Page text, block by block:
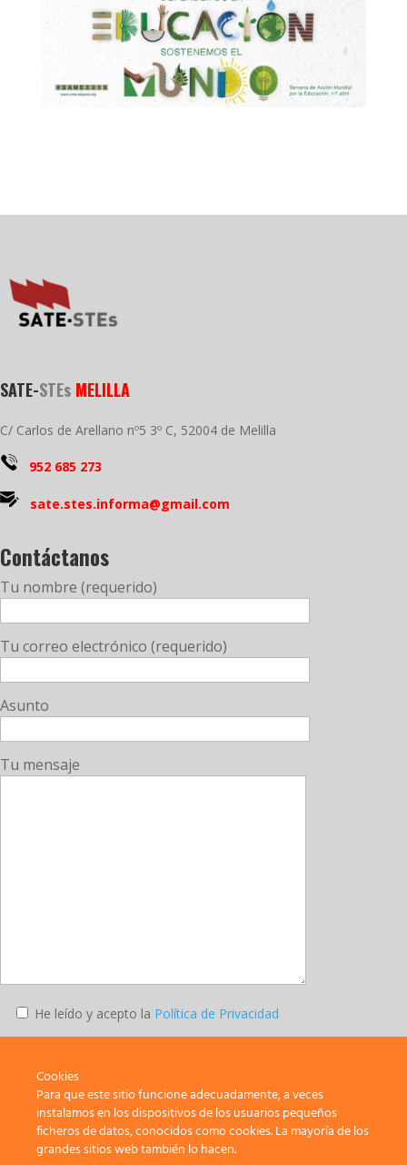
SATE-STEs MELILLA
C/ Carlos de Arellano nº5 3º C, 52004 de Melilla
952 685 273
sate.stes.informa@gmail.com
Contáctanos
Tu nombre (requerido)
Tu correo electrónico (requerido)
Asunto
Tu mensaje
He leído y acepto la Política de Privacidad
SATE-STEs – Sindicato de Trabajadores y Trabajadoras de la
Enseñanza de Melilla
Cookies
Para que este sitio funcione adecuadamente, a veces
instalamos en los dispositivos de los usuarios pequeños
ficheros de datos, conocidos como cookies. La mayoría de los
grandes sitios web también lo hacen.